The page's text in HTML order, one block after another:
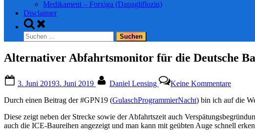
Medikament – Forxiga (Dapagliflozin)
Disclaimer
Toggle
search
form
Suchen
nach:
Alternativer Abfahrtsmonitor für die Deutsche
on
3. Juni 20193. Juni 2019 Daniel Lensing Keine Kommentare
für
die
Bahn
Durch einen Beitrag der #GPN19 (GulaschProgrammierNacht) bin ich auf die
Diese zeigt neben der Strecke sowie der Abfahrtszeit auch
auch die ICE-Baureihen angezeigt und man kann mit geübten Auge schnell